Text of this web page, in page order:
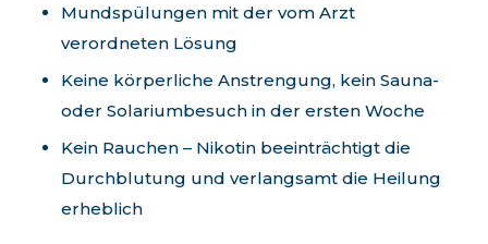
Mundspülungen mit der vom Arzt
verordneten Lösung
Keine körperliche Anstrengung, kein Sauna-
oder Solariumbesuch in der ersten Woche
Kein Rauchen – Nikotin beeinträchtigt die
Durchblutung und verlangsamt die Heilung
erheblich